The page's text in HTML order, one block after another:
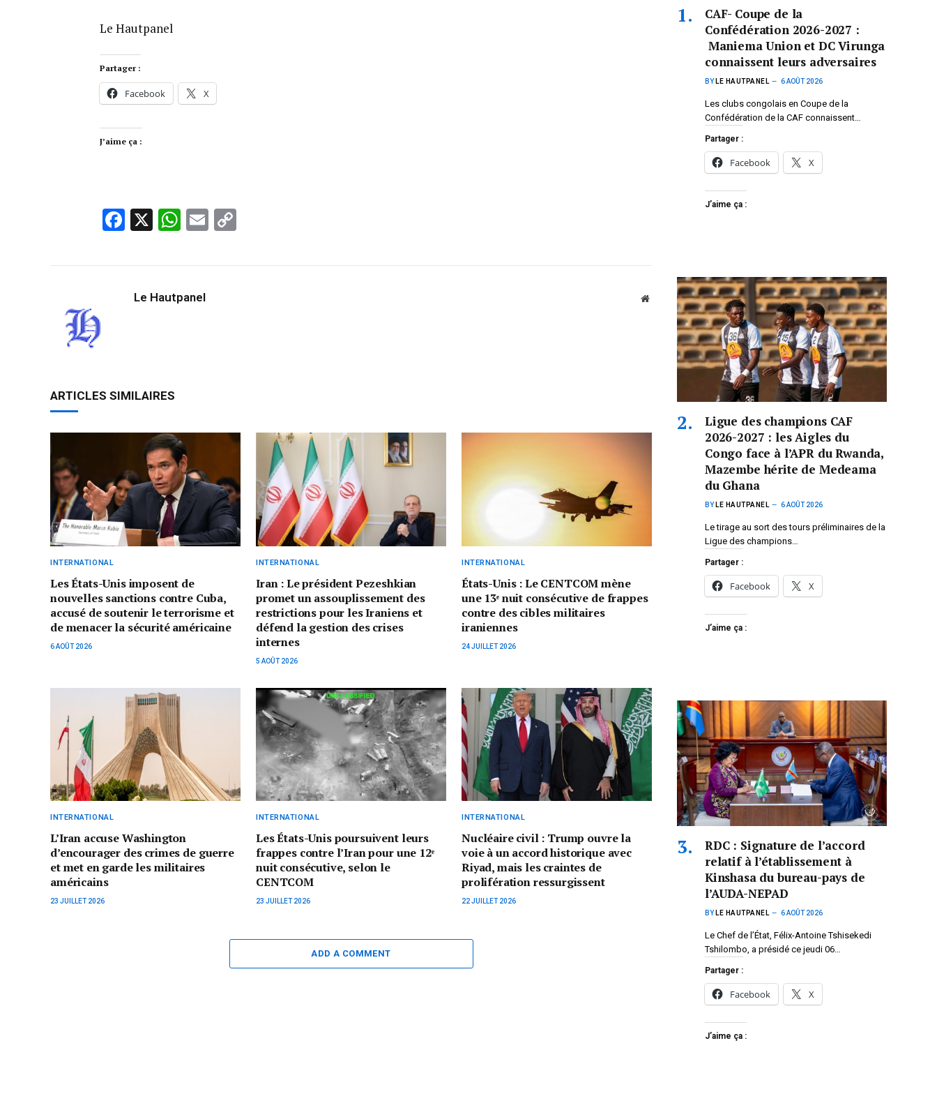
Le Hautpanel
Partager :
Facebook X
J’aime ça :
Facebook
X WhatsApp
Email
Le Hautpanel Website
ARTICLES SIMILAIRES
INTERNATIONAL
Les États-Unis imposent de
nouvelles sanctions contre Cuba,
accusé de soutenir le terrorisme et
de menacer la sécurité américaine
6 AOÛT 2026
INTERNATIONAL
Iran : Le président Pezeshkian
promet un assouplissement des
restrictions pour les Iraniens et
défend la gestion des crises
internes
5 AOÛT 2026
INTERNATIONAL
États-Unis : Le CENTCOM mène
une 13ᵉ nuit consécutive de frappes
contre des cibles militaires
iraniennes
24 JUILLET 2026
INTERNATIONAL
L’Iran accuse Washington
d’encourager des crimes de guerre
et met en garde les militaires
américains
23 JUILLET 2026
INTERNATIONAL
Les États-Unis poursuivent leurs
frappes contre l’Iran pour une 12ᵉ
nuit consécutive, selon le
CENTCOM
23 JUILLET 2026
INTERNATIONAL
Nucléaire civil : Trump ouvre la
voie à un accord historique avec
Riyad, mais les craintes de
prolifération ressurgissent
22 JUILLET 2026
ADD A COMMENT
CAF- Coupe de la
Confédération 2026-2027 :
Maniema Union et DC Virunga
connaissent leurs adversaires
BY LE HAUTPANEL 6 AOÛT 2026
Les clubs congolais en Coupe de la
Confédération de la CAF connaissent…
Partager :
Facebook X
J’aime ça :
Ligue des champions CAF
2026-2027 : les Aigles du
Congo face à l’APR du Rwanda,
Mazembe hérite de Medeama
du Ghana
BY LE HAUTPANEL 6 AOÛT 2026
Le tirage au sort des tours préliminaires de la
Ligue des champions…
Partager :
Facebook X
J’aime ça :
RDC : Signature de l’accord
relatif à l’établissement à
Kinshasa du bureau-pays de
l’AUDA-NEPAD
BY LE HAUTPANEL 6 AOÛT 2026
Le Chef de l’État, Félix-Antoine Tshisekedi
Tshilombo, a présidé ce jeudi 06…
Partager :
Facebook X
J’aime ça :